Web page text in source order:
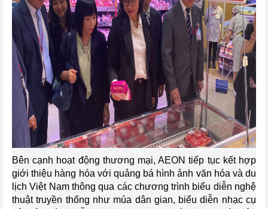
Bên cạnh hoạt động thương mại, AEON tiếp tục kết hợp
giới thiệu hàng hóa với quảng bá hình ảnh văn hóa và du
lịch Việt Nam thông qua các chương trình biểu diễn nghệ
thuật truyền thống như múa dân gian, biểu diễn nhạc cụ